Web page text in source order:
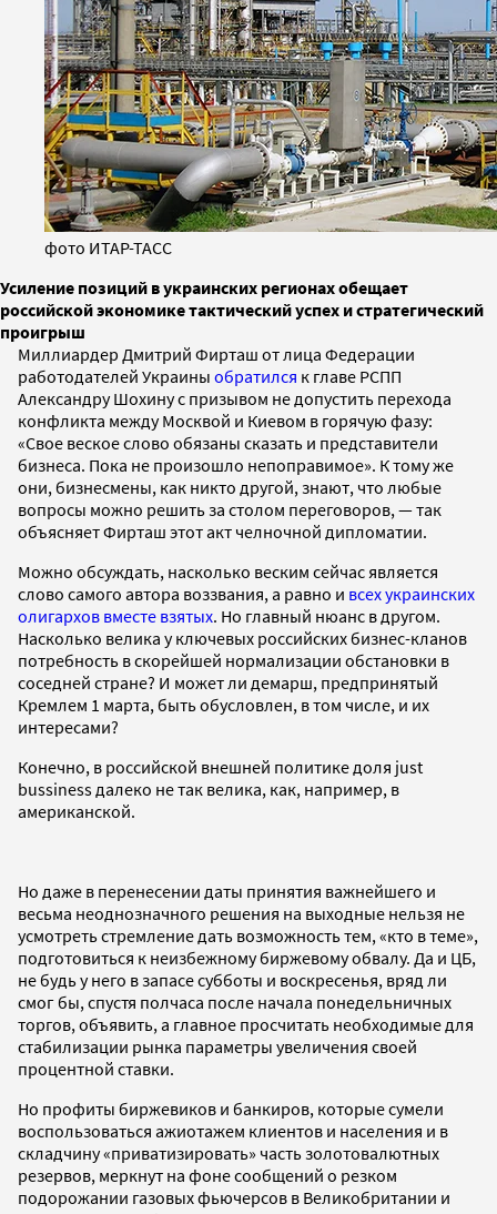
фото ИТАР-ТАСС
Усиление позиций в украинских регионах обещает
российской экономике тактический успех и стратегический
проигрыш
Миллиардер Дмитрий Фирташ от лица Федерации
работодателей Украины обратился к главе РСПП
Александру Шохину с призывом не допустить перехода
конфликта между Москвой и Киевом в горячую фазу:
«Свое веское слово обязаны сказать и представители
бизнеса. Пока не произошло непоправимое». К тому же
они, бизнесмены, как никто другой, знают, что любые
вопросы можно решить за столом переговоров, — так
объясняет Фирташ этот акт челночной дипломатии.
Можно обсуждать, насколько веским сейчас является
слово самого автора воззвания, а равно и всех украинских
олигархов вместе взятых. Но главный нюанс в другом.
Насколько велика у ключевых российских бизнес-кланов
потребность в скорейшей нормализации обстановки в
соседней стране? И может ли демарш, предпринятый
Кремлем 1 марта, быть обусловлен, в том числе, и их
интересами?
Конечно, в российской внешней политике доля just
bussiness далеко не так велика, как, например, в
американской.
Но даже в перенесении даты принятия важнейшего и
весьма неоднозначного решения на выходные нельзя не
усмотреть стремление дать возможность тем, «кто в теме»,
подготовиться к неизбежному биржевому обвалу. Да и ЦБ,
не будь у него в запасе субботы и воскресенья, вряд ли
смог бы, спустя полчаса после начала понедельничных
торгов, объявить, а главное просчитать необходимые для
стабилизации рынка параметры увеличения своей
процентной ставки.
Но профиты биржевиков и банкиров, которые сумели
воспользоваться ажиотажем клиентов и населения и в
складчину «приватизировать» часть золотовалютных
резервов, меркнут на фоне сообщений о резком
подорожании газовых фьючерсов в Великобритании и